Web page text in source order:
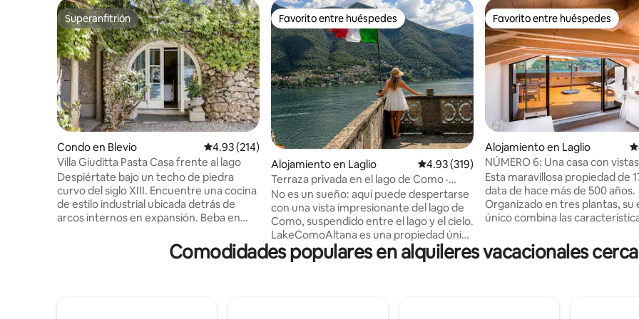
Superanfitrión
Superanfitrión
Condo en Blevio Calificación promedio: 4.93 de 5, 214 reseñas
4.93 (214)
Villa Giuditta Pasta Casa frente al lago
Despiértate bajo un techo de piedra
curvo del siglo XIII. Encuentre una cocina
de estilo industrial ubicada detrás de
arcos internos en expansión. Beba en
desde una hamaca sombreada. Diríjase
directamente al lago de Como desde las
Favorito entre huéspedes
Favorito entre huéspedes
Alojamiento en Laglio Calificación promedio: 4.93 de 5, 319 reseñas
4.93 (319)
Terraza privada en el lago de Como ·
George Clooney Laglio
No es un sueño: aquí puede despertarse
con una vista impresionante del lago de
Como, suspendido entre el lago y el cielo.
LakeComoAltana es una propiedad única
con vista al lago, con 400 años de
antigüedad, ubicada en Laglio, y cuenta
Favorito entre huéspedes
Favorito entre huéspedes
Alojamiento en Laglio
NÚMERO 6: Una casa con
Como, Italia.
Esta maravillosa propiedad de
data de hace más de 500 años.
Organizado en tres plantas, su
único combina las
baños bellamente diseñadas.
la orilla del lago de Como, la
impresionantes vistas del lago.
Comodidades populares en alquileres vacacionales